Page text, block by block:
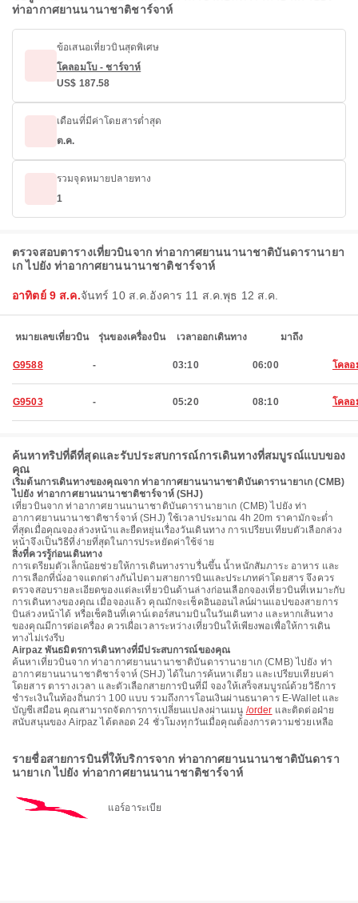
ท่าอากาศยานนานาชาติชาร์จาห์
ข้อเสนอเที่ยวบินสุดพิเศษ
โคลอมโบ - ชาร์จาห์
US$ 187.58
เดือนที่มีค่าโดยสารต่ำสุด
ต.ค.
รวมจุดหมายปลายทาง
1
ตรวจสอบตารางเที่ยวบินจาก ท่าอากาศยานนานาชาติบันดารานายา
เก ไปยัง ท่าอากาศยานนานาชาติชาร์จาห์
อาทิตย์ 9 ส.ค.จันทร์ 10 ส.ค. อังคาร 11 ส.ค.พุธ 12 ส.ค.
หมายเลขเที่ยวบิน รุ่นของเครื่องบิน เวลาออกเดินทาง มาถึง
G9588 - 03:10 06:00 โคลอ
G9503 - 05:20 08:10 โคลอ
ค้นหาทริปที่ดีที่สุดและรับประสบการณ์การเดินทางที่สมบูรณ์แบบของ
คุณ
เริ่มต้นการเดินทางของคุณจาก ท่าอากาศยานนานาชาติบันดารานายาเก (CMB)
ไปยัง ท่าอากาศยานนานาชาติชาร์จาห์ (SHJ)
เที่ยวบินจาก ท่าอากาศยานนานาชาติบันดารานายาเก (CMB) ไปยัง ท่า
อากาศยานนานาชาติชาร์จาห์ (SHJ) ใช้เวลาประมาณ 4h 20m ราคามักจะต่ำ
ที่สุดเมื่อคุณจองล่วงหน้าและยืดหยุ่นเรื่องวันเดินทาง การเปรียบเทียบตัวเลือกล่วง
หน้าจึงเป็นวิธีที่ง่ายที่สุดในการประหยัดค่าใช้จ่าย
สิ่งที่ควรรู้ก่อนเดินทาง
การเตรียมตัวเล็กน้อยช่วยให้การเดินทางราบรื่นขึ้น น้ำหนักสัมภาระ อาหาร และ
การเลือกที่นั่งอาจแตกต่างกันไปตามสายการบินและประเภทค่าโดยสาร จึงควร
ตรวจสอบรายละเอียดของแต่ละเที่ยวบินด้านล่างก่อนเลือกจองเที่ยวบินที่เหมาะกับ
การเดินทางของคุณ เมื่อจองแล้ว คุณมักจะเช็คอินออนไลน์ผ่านแอปของสายการ
บินล่วงหน้าได้ หรือเช็คอินที่เคาน์เตอร์สนามบินในวันเดินทาง และหากเส้นทาง
ของคุณมีการต่อเครื่อง ควรเผื่อเวลาระหว่างเที่ยวบินให้เพียงพอเพื่อให้การเดิน
ทางไม่เร่งรีบ
Airpaz พันธมิตรการเดินทางที่มีประสบการณ์ของคุณ
ค้นหาเที่ยวบินจาก ท่าอากาศยานนานาชาติบันดารานายาเก (CMB) ไปยัง ท่า
อากาศยานนานาชาติชาร์จาห์ (SHJ) ได้ในการค้นหาเดียว และเปรียบเทียบค่า
โดยสาร ตารางเวลา และตัวเลือกสายการบินที่มี จองให้เสร็จสมบูรณ์ด้วยวิธีการ
ชำระเงินในท้องถิ่นกว่า 100 แบบ รวมถึงการโอนเงินผ่านธนาคาร E-Wallet และ
บัญชีเสมือน คุณสามารถจัดการการเปลี่ยนแปลงผ่านเมนู /order และติดต่อฝ่าย
สนับสนุนของ Airpaz ได้ตลอด 24 ชั่วโมงทุกวันเมื่อคุณต้องการความช่วยเหลือ
รายชื่อสายการบินที่ให้บริการจาก ท่าอากาศยานนานาชาติบันดารา
นายาเก ไปยัง ท่าอากาศยานนานาชาติชาร์จาห์
แอร์อาระเบีย